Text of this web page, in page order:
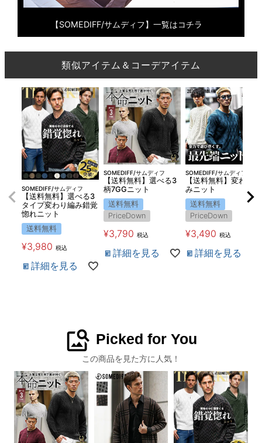
【SOMEDIFF/サムディフ】一覧はコチラ
類似アイテム＆コーデアイテム
SOMEDIFF/サムディフ
【送料無料】選べる3
タイプ変わり編み錯覚
惚れニット
送料無料
¥3,980 税込
詳細を見る
SOMEDIFF/サムディフ
【送料無料】選べる3
柄7GGニット
送料無料
PriceDown
¥3,790 税込
詳細を見る
SOMEDIFF/サムディフ
【送料無料】変わり編
みニット
送料無料
PriceDown
¥3,490 税込
詳細を見る
image_search Picked for You
この商品を見た方に人気！